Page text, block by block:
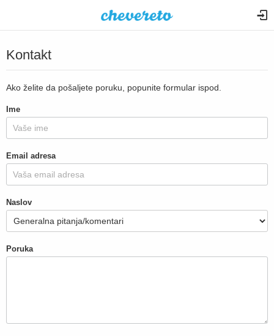
Kontakt
Ako želite da pošaljete poruku, popunite formular ispod.
Ime
Email adresa
Naslov
Poruka